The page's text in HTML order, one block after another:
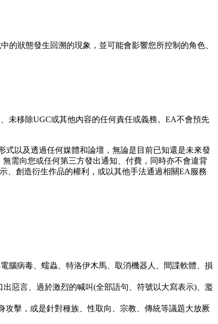
狀態發生回溯的現象，並可能會影響您所控制的角色、
未移除UGC或其他內容的任何責任或義務。EA不會預先
以及透過任何媒體和論壇，無論是目前已知還是未來發
需向您或任何第三方發出通知、付費，同時亦不會違背
、創造衍生作品的權利，或以其他手法通過相關EA服務
腦病毒、蠕蟲、特洛伊木馬、取消機器人、間諜軟體、損
惡言、過於激烈的喊叫(全部語句、符號以大寫表示)、濫
擊，或是針對種族、性取向、宗教、傳統等議題大放厥